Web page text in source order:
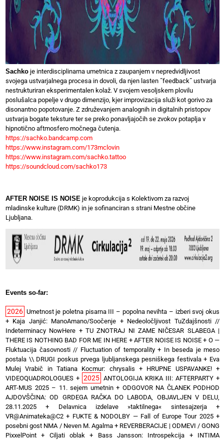
Sachko je interdisciplinarna umetnica z zaupanjem v nepredvidljivost
svojega ustvarjalnega procesa in dovoli, da njen lasten ˝feedback˝ ustvarja
nestrukturiran eksperimentalen kolaž. V svojem vesoljskem plovilu
poslušalca popelje v drugo dimenzijo, kjer improvizacija služi kot gorivo za
disonantno popotovanje. Z združevanjem analognih in digitalnih pristopov
ustvarja bogate teksture ter se preko ponavljajočih se zvokov potaplja v
hipnotično aftmosfero močnega čutenja.
https://sachko.bandcamp.com
https://www.instagram.com/173mclovin
https://www.instagram.com/sachko.tattoo
https://soundcloud.com/sachko173
AFTER NOISE IS NOISE je koprodukcija s Kolektivom za razvoj
mladinske kulture (DRMK) in je sofinanciran s strani Mestne občine
Ljubljana.
Events so-far:
2026 Umetnost je poletna pisarna III – popolna nevihta – izberi svoj okus
+ Kaja Janjić: ManoAmano/Soočenje + Nedeoločljivost TuZdajšnosti //
Indeterminacy NowHere +TU ZNOTRAJ NI ZAME NIČESAR SLABEGA |
THERE IS NOTHING BAD FOR ME IN HERE +AFTER NOISE IS NOISE+ O —
Fluktuacija časovnosti // Fluctuation of temporality+ In beseda je meso
postala \\ DRUGI poskus prvega ljubljanskega pesniškega festivala+ Eva
Mulej Vrabič in Tatiana Kocmur: chrysalis + HRUPNE USPAVANKE!+
VIDEOQUADROLOGUES + 2025 ANTOLOGIJA KRIKA III: AFTERPARTY +
ART-MUS 2025 – 11. sejem umetnin+ ODGOVOR NA ČLANEK PODHOD
AJDOVŠČINA: OD GRDEGA RAČKA DO LABODA, OBJAVLJEN V DELU,
28.11.2025 + Delavnica izdelave »taktilnega« sintesajzerja+
VR@Animateka@C2 + FUKTE & NODOLBY — Fall of Europe Tour 2025 +
posebni gost NMA / Neven M. Agalma + REVERBERACIJE | ODMEVI / GONG
PixxelPoint + Ciljati oblak + Bass Jansson: Introspekcija + INTIMA